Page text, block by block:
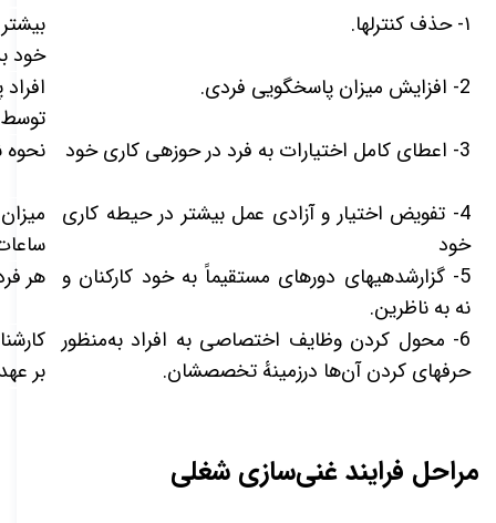
۱- حذف کنترل­ها.
خود
2- افزایش میزان پاسخگویی فردی.
توسط
3- اعطای کامل اختیارات به فرد در حوزه­ی کاری خود
نحوه
4- تفویض اختیار و آزادی عمل بیشتر در حیطه کاری
خود
5- گزارش­دهی­های دوره­ای مستقیماً به خود کارکنان و
نه به ناظرین.
هر
6- محول کردن وظایف اختصاصی به افراد به‌منظور
حرفه­ای کردن آن‌ها درزمینهٔ تخصصشان.
بر
مراحل فرایند غنی‌سازی شغلی